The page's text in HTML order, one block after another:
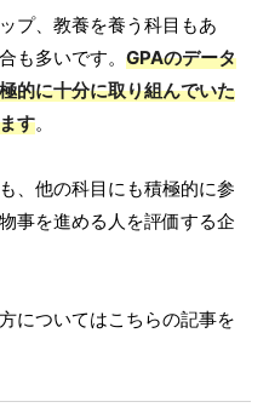
プ、教養を養う科目もあ
も多いです。 GPAのデータ
的に十分に取り組んでいた
す。
、他の科目にも積極的に参
事を進める人を評価する企
についてはこちらの記事を